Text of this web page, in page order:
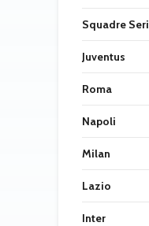
Squadre
Juventus
Roma
Napoli
Milan
Lazio
Inter